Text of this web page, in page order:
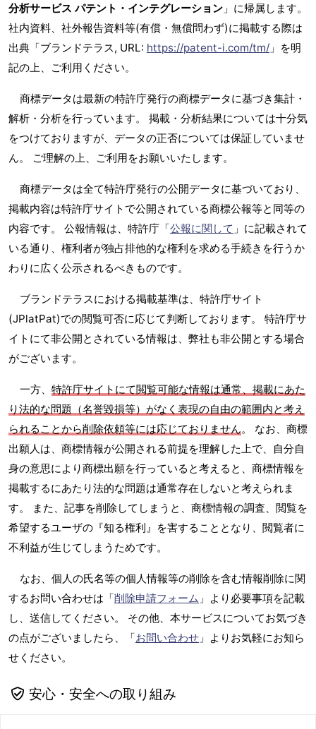
分析サービス パテント・インテグレーション 」に帰属します。
社内資料、社外報告資料等(有償・無償問わず)に掲載する際は
出典「ブランドテラス, URL: https://patent-i.com/tm/ 」を明
記の上、ご利用ください。
商標データは最新の特許庁発行の商標データに基づき集計・
解析・分析を行っています。 掲載・分析結果については十分気
をつけておりますが、データの正否については保証していませ
ん。 ご理解の上、ご利用をお願いいたします。
商標データは全て特許庁発行の公開データに基づいており、
掲載内容は特許庁サイトで公開されている商標公報等と同等の
内容です。 公報情報は、特許庁「公報に関して 」に記載されて
いる通り、権利者が独占排他的な権利を求める手続きを行うか
わりに広く公示されるべきものです。
ブランドテラスにおける掲載基準は、特許庁サイト
(JPlatPat)での閲覧可否に応じて判断しております。 特許庁サ
イトにて非公開とされている情報は、弊社も非公開とする場合
がございます。
一方、 特許庁サイトにて閲覧可能な情報は通常、掲載にあた
り法的な問題（名誉毀損等）がなく表現の自由の範囲内と考え
られることから削除依頼等には応じておりません。 なお、商標
出願人は、商標情報が公開される前提を理解した上で、自分自
身の意思により商標出願を行っていると考えると、商標情報を
掲載するにあたり法的な問題は通常存在しないと考えられま
す。 また、記事を削除してしまうと、商標情報の調査、閲覧を
希望するユーザの『知る権利』を害することとなり、閲覧者に
不利益が生じてしまうためです。
なお、個人の氏名等の個人情報等の削除を含む情報削除に関
するお問い合わせは「削除申請フォーム 」より必要事項を記載
し、送信してください。 その他、本サービスについてお気づき
の点がございましたら、「お問い合わせ 」よりお気軽にお知ら
せください。
安心・安全への取り組み